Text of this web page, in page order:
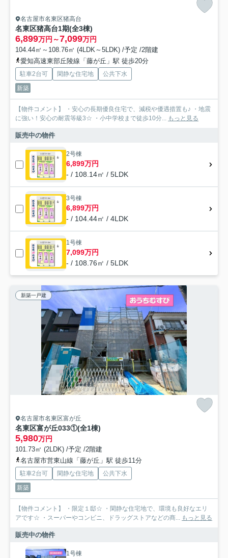
名古屋市名東区猪高台
名東区猪高台1期(全3棟)
6,899万円～7,099万円
104.44㎡～108.76㎡ (4LDK～5LDK) /予定 /2階建
愛知高速東部丘陵線「藤が丘」駅 徒歩20分
駐車2台可 閑静な住宅地
公共下水
新築
【物件コメント】 ・安心の長期優良住宅で、減税や優遇措置も♪ ・地震
に強い！安心の耐震等級3☆ ・小中学校まで徒歩10分... もっと見る
販売中の物件
2号棟
6,899万円
- / 108.14㎡ / 5LDK
3号棟
6,899万円
- / 104.44㎡ / 4LDK
1号棟
7,099万円
- / 108.76㎡ / 5LDK
新築一戸建
名古屋市名東区富が丘
名東区富が丘033①(全1棟)
5,980万円
101.73㎡ (2LDK) /予定 /2階建
名古屋市営東山線「藤が丘」駅 徒歩11分
駐車2台可 閑静な住宅地
公共下水
新築
【物件コメント】 ・限定１邸☆ ・閑静な住宅地で、環境も良好なエリ
アです☆ ・スーパーやコンビニ、ドラッグストアなどの商... もっと見る
販売中の物件
1号棟